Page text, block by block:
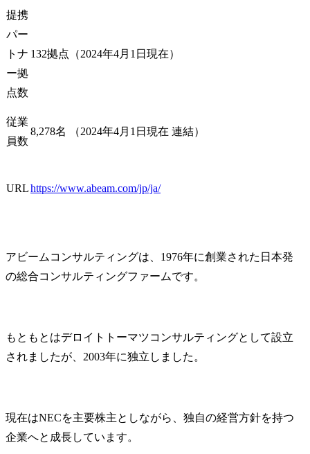
基づき出向を命じること
提携
パー
トナ
ー拠
点数
132拠点（2024年4月1日現在）
従業
員数
8,278名 （2024年4月1日現在 連結）
URLhttps://www.abeam.com/jp/ja/
アビームコンサルティングは、1976年に創業された日本発
の総合コンサルティングファームです。
もともとはデロイトトーマツコンサルティングとして設立
されましたが、2003年に独立しました。
現在はNECを主要株主としながら、独自の経営方針を持つ
企業へと成長しています。